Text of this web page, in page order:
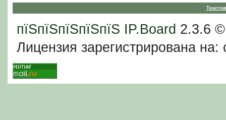
пїЅпїЅпїЅпїЅпїЅ IP.Board 2.3.6
Лицензия зарегистрирована